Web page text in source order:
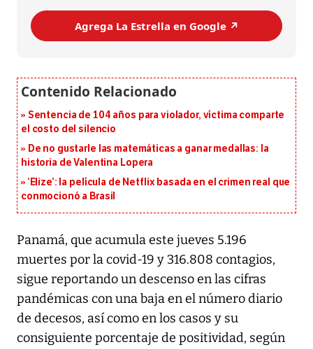
Agrega La Estrella en Google ↗️
Sentencia de 104 años para violador, víctima comparte
el costo del silencio
De no gustarle las matemáticas a ganar medallas: la
historia de Valentina Lopera
‘Elize’: la película de Netflix basada en el crimen real que
conmocionó a Brasil
Panamá, que acumula este jueves 5.196
muertes por la covid-19 y 316.808 contagios,
sigue reportando un descenso en las cifras
pandémicas con una baja en el número diario
de decesos, así como en los casos y su
consiguiente porcentaje de positividad, según